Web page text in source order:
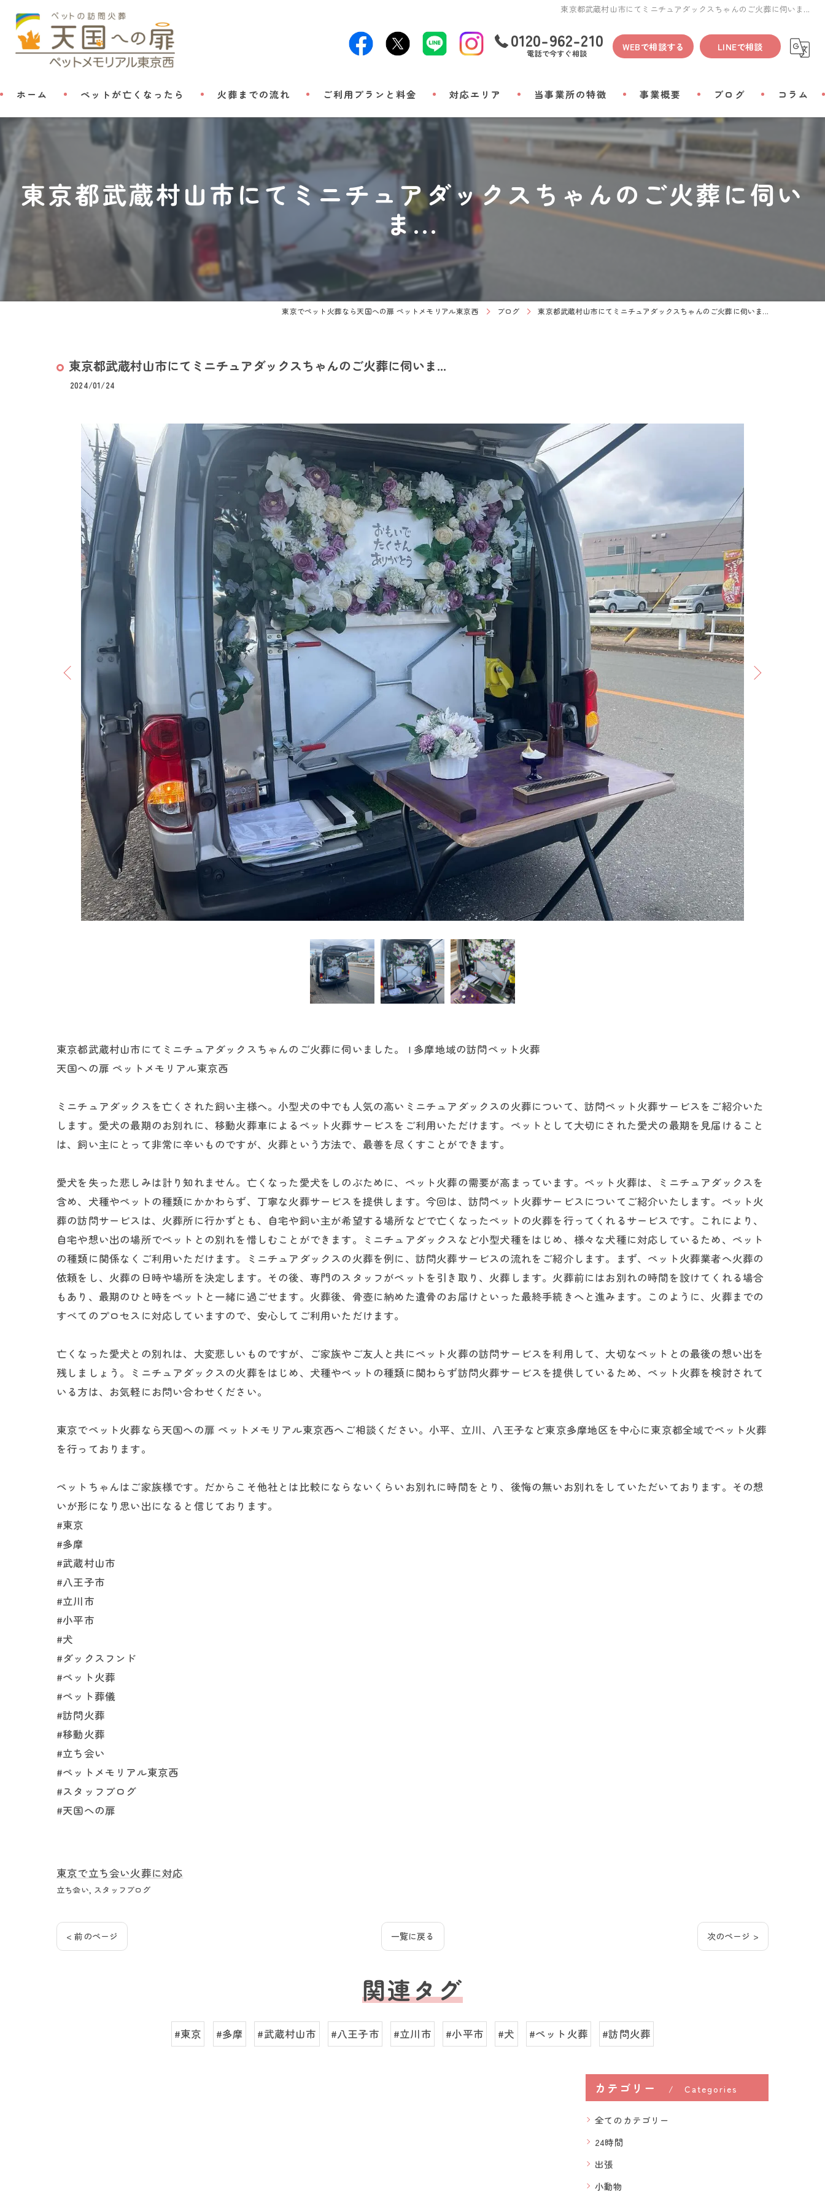
東京都武蔵村山市にてミニチュアダックスちゃんのご火葬に伺いま...
0120-962-210
電話で今すぐ相談
WEBで相談する LINEで相談
ホーム ペットが亡くなったら 火葬までの流れ ご利用プランと料金 対応エリア 当事業所の特徴
出張
小動物
事業概要 ブログ コラム
東京都武蔵村山市にてミニチュアダックスちゃんのご火葬に伺い
ま...
東京でペット火葬なら天国への扉 ペットメモリアル東京西 ブログ 東京都武蔵村山市にてミニチュアダックスちゃんのご火葬に伺いま...
東京都武蔵村山市にてミニチュアダックスちゃんのご火葬に伺いま...
2024/01/24
東京都武蔵村山市にてミニチュアダックスちゃんのご火葬に伺いました。 | 多摩地域の訪問ペット火葬
天国への扉 ペットメモリアル東京西
ミニチュアダックスを亡くされた飼い主様へ。小型犬の中でも人気の高いミニチュアダックスの火葬について、訪問ペット火葬サービスをご紹介いた
します。愛犬の最期のお別れに、移動火葬車によるペット火葬サービスをご利用いただけます。ペットとして大切にされた愛犬の最期を見届けること
は、飼い主にとって非常に辛いものですが、火葬という方法で、最善を尽くすことができます。
愛犬を失った悲しみは計り知れません。亡くなった愛犬をしのぶために、ペット火葬の需要が高まっています。ペット火葬は、ミニチュアダックスを
含め、犬種やペットの種類にかかわらず、丁寧な火葬サービスを提供します。今回は、訪問ペット火葬サービスについてご紹介いたします。ペット火
葬の訪問サービスは、火葬所に行かずとも、自宅や飼い主が希望する場所などで亡くなったペットの火葬を行ってくれるサービスです。これにより、
自宅や想い出の場所でペットとの別れを惜しむことができます。ミニチュアダックスなど小型犬種をはじめ、様々な犬種に対応しているため、ペット
の種類に関係なくご利用いただけます。ミニチュアダックスの火葬を例に、訪問火葬サービスの流れをご紹介します。まず、ペット火葬業者へ火葬の
依頼をし、火葬の日時や場所を決定します。その後、専門のスタッフがペットを引き取り、火葬します。火葬前にはお別れの時間を設けてくれる場合
もあり、最期のひと時をペットと一緒に過ごせます。火葬後、骨壺に納めた遺骨のお届けといった最終手続きへと進みます。このように、火葬までの
すべてのプロセスに対応していますので、安心してご利用いただけます。
亡くなった愛犬との別れは、大変悲しいものですが、ご家族やご友人と共にペット火葬の訪問サービスを利用して、大切なペットとの最後の想い出を
残しましょう。ミニチュアダックスの火葬をはじめ、犬種やペットの種類に関わらず訪問火葬サービスを提供しているため、ペット火葬を検討されて
いる方は、お気軽にお問い合わせください。
東京でペット火葬なら天国への扉 ペットメモリアル東京西へご相談ください。小平、立川、八王子など東京多摩地区を中心に東京都全域でペット火葬
を行っております。
ペットちゃんはご家族様です。だからこそ他社とは比較にならないくらいお別れに時間をとり、後悔の無いお別れをしていただいております。その想
いが形になり思い出になると信じております。
#東京
#多摩
#武蔵村山市
#八王子市
#立川市
#小平市
#犬
#ダックスフンド
#ペット火葬
#ペット葬儀
#訪問火葬
#移動火葬
#立ち会い
#ペットメモリアル東京西
#スタッフブログ
#天国への扉
東京で立ち会い火葬に対応
立ち会い スタッフブログ
< 前のページ 一覧に戻る 次のページ >
関連タグ
#東京 #多摩 #武蔵村山市 #八王子市 #立川市 #小平市 #犬 #ペット火葬 #訪問火葬
カテゴリー Categories
全てのカテゴリー
24時間
出張
小動物